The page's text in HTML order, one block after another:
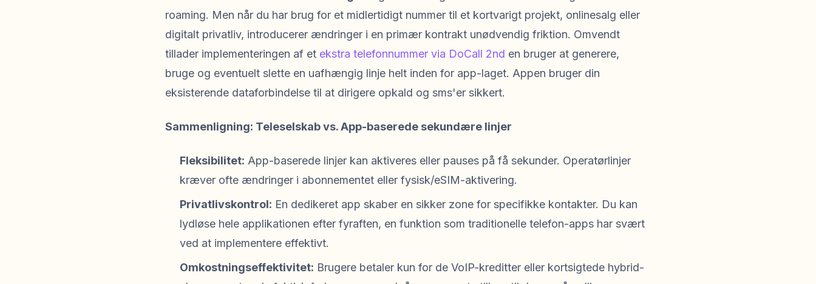
roaming. Men når du har brug for et midlertidigt nummer til et kortvarigt projekt, onlinesalg eller
digitalt privatliv, introducerer ændringer i en primær kontrakt unødvendig friktion. Omvendt
tillader implementeringen af et ekstra telefonnummer via DoCall 2nd en bruger at generere,
bruge og eventuelt slette en uafhængig linje helt inden for app-laget. Appen bruger din
eksisterende dataforbindelse til at dirigere opkald og sms'er sikkert.
Sammenligning: Teleselskab vs. App-baserede sekundære linjer
Fleksibilitet: App-baserede linjer kan aktiveres eller pauses på få sekunder. Operatørlinjer
kræver ofte ændringer i abonnementet eller fysisk/eSIM-aktivering.
Privatlivskontrol: En dedikeret app skaber en sikker zone for specifikke kontakter. Du kan
lydløse hele applikationen efter fyraften, en funktion som traditionelle telefon-apps har svært
ved at implementere effektivt.
Omkostningseffektivitet: Brugere betaler kun for de VoIP-kreditter eller kortsigtede hybrid-